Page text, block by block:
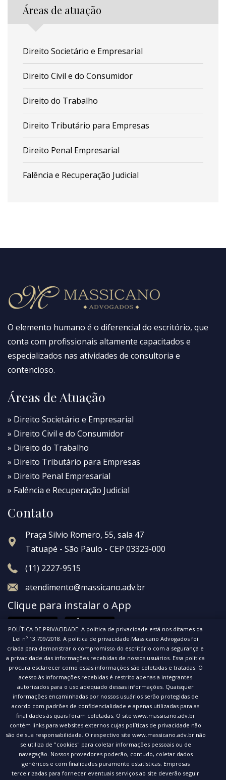
Áreas de atuação
Direito Societário e Empresarial
Direito Civil e do Consumidor
Direito do Trabalho
Direito Tributário para Empresas
Direito Penal Empresarial
Falência e Recuperação Judicial
O elemento humano é o diferencial do escritório, que
conta com profissionais altamente capacitados e
especializados nas atividades de consultoria e
contencioso.
Áreas de Atuação
» Direito Societário e Empresarial
» Direito Civil e do Consumidor
» Direito do Trabalho
» Direito Tributário para Empresas
» Direito Penal Empresarial
» Falência e Recuperação Judicial
Contato
Praça Silvio Romero, 55, sala 47
Tatuapé - São Paulo - CEP 03323-000
(11) 2227-9515
atendimento@massicano.adv.br
Clique para instalar o App
© 2020 Massicano Advogados. Todos os direitos
reservados.
Política de privacidade
POLÍTICA DE PRIVACIDADE: A política de privacidade está nos ditames da
Lei nº 13.709/2018. A política de privacidade Massicano Advogados foi
criada para demonstrar o compromisso do escritório com a segurança e
a privacidade das informações recebidas de nossos usuários. Essa política
procura esclarecer como essas informações são coletadas e tratadas. O
acesso às informações recebidas é restrito apenas a integrantes
autorizados para o uso adequado dessas informações. Quaisquer
informações encaminhadas por nossos usuários serão protegidas de
acordo com padrões de confidencialidade e apenas utilizadas para as
finalidades às quais foram coletadas. O site www.massicano.adv.br
contém links para websites externos cujas políticas de privacidade não
são de sua responsabilidade. O respectivo site www.massicano.adv.br não
se utiliza de "cookies" para coletar informações pessoais ou de
navegação. Nossos provedores poderão, contudo, coletar dados
genéricos e com finalidades puramente estatísticas. Empresas
terceirizadas para fornecer eventuais serviços ao site deverão seguir